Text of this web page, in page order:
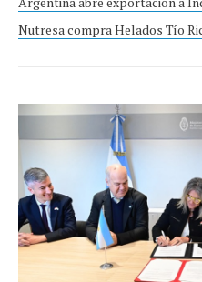
Nutresa compra Helados Tío